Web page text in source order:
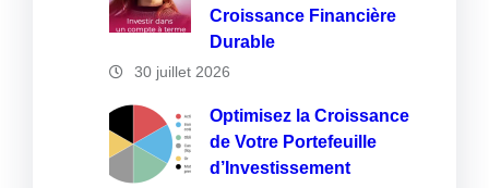
Croissance Financière
Durable
30 juillet 2026
Optimisez la Croissance
de Votre Portefeuille
d’Investissement